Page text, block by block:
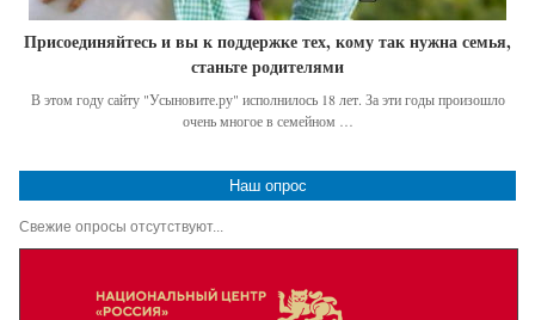
Присоединяйтесь и вы к поддержке тех, кому так нужна семья,
станьте родителями
В этом году сайту "Усыновите.ру" исполнилось 18 лет. За эти годы произошло
очень многое в семейном …
Наш опрос
Свежие опросы отсутствуют...